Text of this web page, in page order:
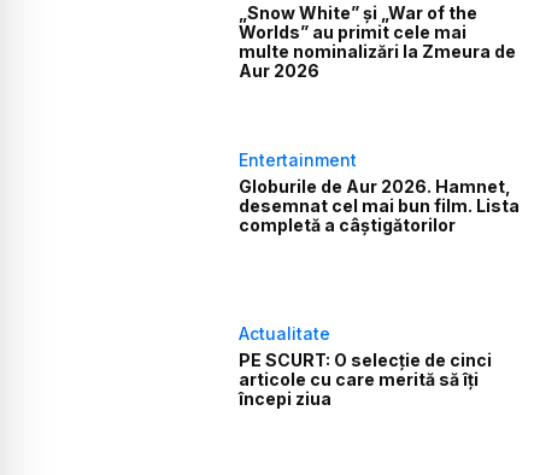
„Snow White” și „War of the
Worlds” au primit cele mai
multe nominalizări la Zmeura de
Aur 2026
Entertainment
Globurile de Aur 2026. Hamnet,
desemnat cel mai bun film. Lista
completă a câștigătorilor
Actualitate
PE SCURT: O selecție de cinci
articole cu care merită să îți
începi ziua